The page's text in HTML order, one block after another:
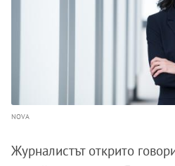
NOVA
Журналистът открито